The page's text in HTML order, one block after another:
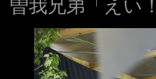
曽我兄弟「えい